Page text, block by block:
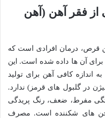
از فقر آهن (آهن
قرص، درمان افرادی است که
آن ها داده شده است. این
کافی آهن برای تولید
در گلبول های قرمز) ندارد.
مفرط، ضعف، رنگ پریدگی
های شکننده است. مصرف